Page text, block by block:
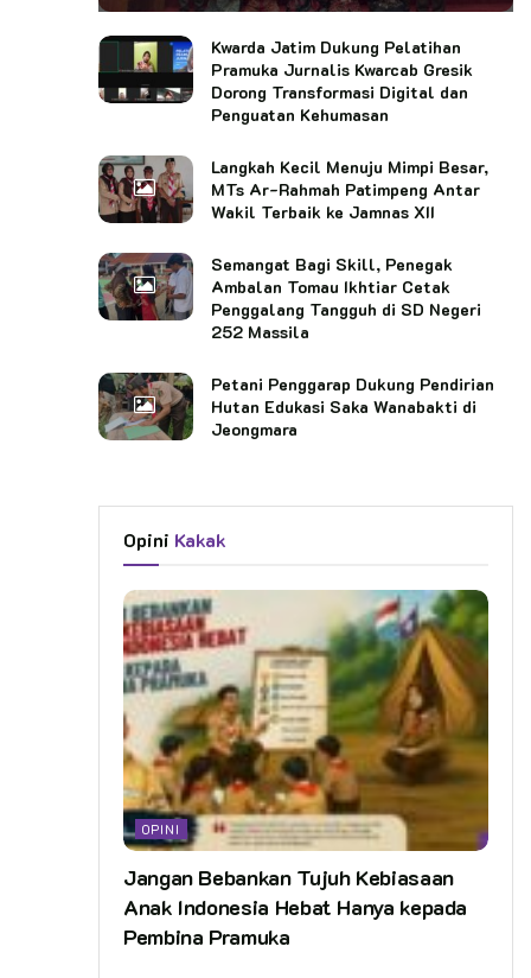
Kwarda Jatim Dukung Pelatihan
Pramuka Jurnalis Kwarcab Gresik
Dorong Transformasi Digital dan
Penguatan Kehumasan
Langkah Kecil Menuju Mimpi Besar,
MTs Ar-Rahmah Patimpeng Antar
Wakil Terbaik ke Jamnas XII
Semangat Bagi Skill, Penegak
Ambalan Tomau Ikhtiar Cetak
Penggalang Tangguh di SD Negeri
252 Massila
Petani Penggarap Dukung Pendirian
Hutan Edukasi Saka Wanabakti di
Jeongmara
Opini Kakak
OPINI
Jangan Bebankan Tujuh Kebiasaan
Anak Indonesia Hebat Hanya kepada
Pembina Pramuka